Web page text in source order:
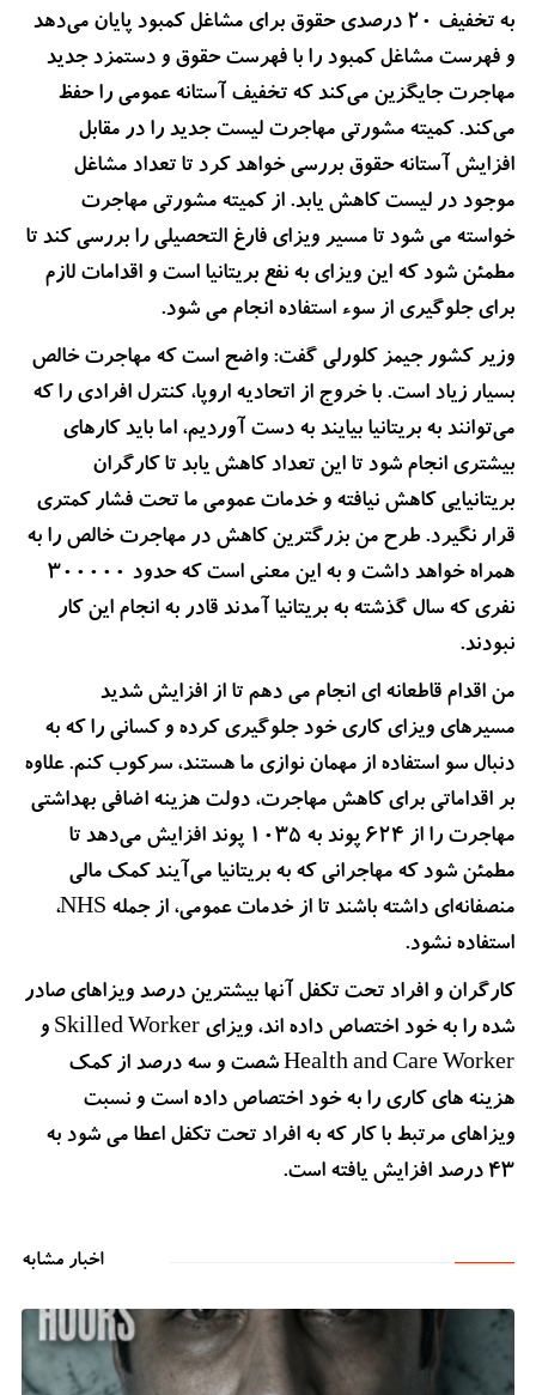
به تخفیف ۲۰ درصدی حقوق برای مشاغل کمبود پایان می‌دهد
و فهرست مشاغل کمبود را با فهرست حقوق و دستمزد جدید
مهاجرت جایگزین می‌کند که تخفیف آستانه عمومی را حفظ
می‌کند. کمیته مشورتی مهاجرت لیست جدید را در مقابل
افزایش آستانه حقوق بررسی خواهد کرد تا تعداد مشاغل
موجود در لیست کاهش یابد. از کمیته مشورتی مهاجرت
خواسته می شود تا مسیر ویزای فارغ التحصیلی را بررسی کند تا
مطمئن شود که این ویزای به نفع بریتانیا است و اقدامات لازم
برای جلوگیری از سوء استفاده انجام می شود.
وزیر کشور جیمز کلورلی گفت: واضح است که مهاجرت خالص
بسیار زیاد است. با خروج از اتحادیه اروپا، کنترل افرادی را که
می‌توانند به بریتانیا بیایند به دست آوردیم، اما باید کارهای
بیشتری انجام شود تا این تعداد کاهش یابد تا کارگران
بریتانیایی کاهش نیافته و خدمات عمومی ما تحت فشار کمتری
قرار نگیرد. طرح من بزرگترین کاهش در مهاجرت خالص را به
همراه خواهد داشت و به این معنی است که حدود 300000
نفری که سال گذشته به بریتانیا آمدند قادر به انجام این کار
نبودند.
من اقدام قاطعانه ای انجام می دهم تا از افزایش شدید
مسیرهای ویزای کاری خود جلوگیری کرده و کسانی را که به
دنبال سو استفاده از مهمان نوازی ما هستند، سرکوب کنم. علاوه
بر اقداماتی برای کاهش مهاجرت، دولت هزینه اضافی بهداشتی
مهاجرت را از 624 پوند به 1035 پوند افزایش می‌دهد تا
مطمئن شود که مهاجرانی که به بریتانیا می‌آیند کمک مالی
منصفانه‌ای داشته باشند تا از خدمات عمومی، از جمله NHS،
استفاده نشود.
کارگران و افراد تحت تکفل آنها بیشترین درصد ویزاهای صادر
شده را به خود اختصاص داده اند، ویزای Skilled Worker و
Health and Care Worker شصت و سه درصد از کمک
هزینه های کاری را به خود اختصاص داده است و نسبت
ویزاهای مرتبط با کار که به افراد تحت تکفل اعطا می شود به
43 درصد افزایش یافته است.
اخبار مشابه